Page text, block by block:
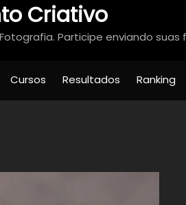
Criativo
Participe enviando suas
Cursos Resultados Ranking